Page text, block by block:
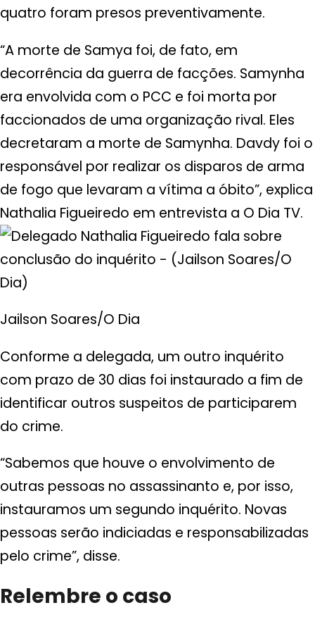
quatro foram presos preventivamente.
“A morte de Samya foi, de fato, em
decorrência da guerra de facções. Samynha
era envolvida com o PCC e foi morta por
faccionados de uma organização rival. Eles
decretaram a morte de Samynha. Davdy foi o
responsável por realizar os disparos de arma
de fogo que levaram a vítima a óbito”, explica
Nathalia Figueiredo em entrevista a O Dia TV.
Jailson Soares/O Dia
Conforme a delegada, um outro inquérito
com prazo de 30 dias foi instaurado a fim de
identificar outros suspeitos de participarem
do crime.
“Sabemos que houve o envolvimento de
outras pessoas no assassinanto e, por isso,
instauramos um segundo inquérito. Novas
pessoas serão indiciadas e responsabilizadas
pelo crime”, disse.
Relembre o caso